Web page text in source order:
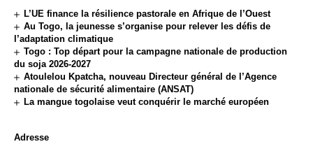
L’UE finance la résilience pastorale en Afrique de l’Ouest
Au Togo, la jeunesse s’organise pour relever les défis de
l’adaptation climatique
Togo : Top départ pour la campagne nationale de production
du soja 2026-2027
Atoulelou Kpatcha, nouveau Directeur général de l’Agence
nationale de sécurité alimentaire (ANSAT)
La mangue togolaise veut conquérir le marché européen
Adresse